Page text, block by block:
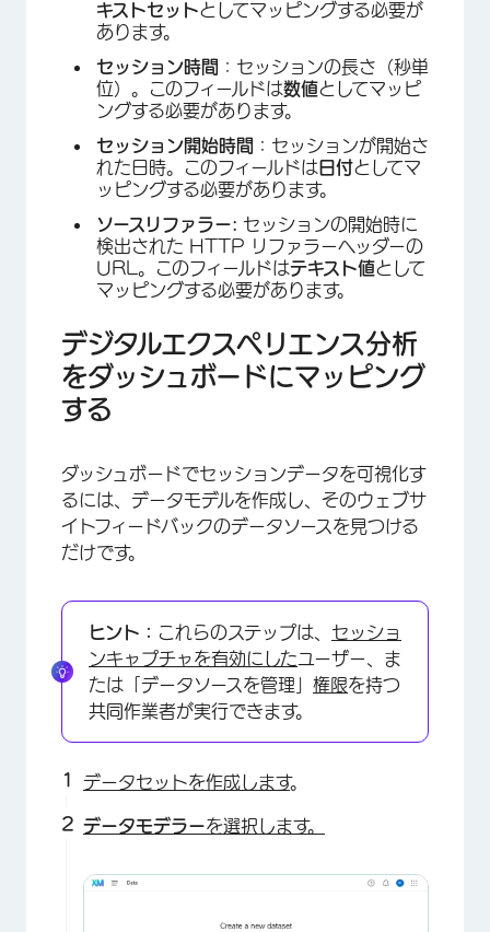
キストセットとしてマッピングする必要が
あります。
セッション時間 ：セッションの長さ（秒単
位）。このフィールドは数値としてマッピ
ングする必要があります。
セッション開始時間 ：セッションが開始さ
れた日時。このフィールドは 日付としてマ
ッピングする必要があります。
ソースリファラー: セッションの開始時に
検出された HTTP リファラーヘッダーの
URL。このフィールドはテキスト値として
マッピングする必要があります。
デジタルエクスペリエンス分析
をダッシュボードにマッピング
する
ダッシュボードでセッションデータを可視化す
るには、データモデルを作成し、そのウェブサ
イトフィードバックのデータソースを見つける
だけです。
ヒント： これらのステップは、 セッショ
ンキャプチャを有効にしたユーザー、ま
たは「データソースを管理」 権限を持つ
共同作業者が実行できます。
データセットを作成します。
データモデラーを選択します。